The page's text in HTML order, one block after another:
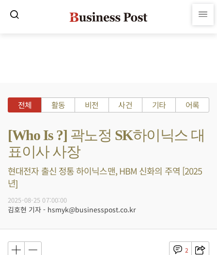
전체 활동 비전 사건 기타 어록
[Who Is ?] 곽노정 SK하이닉스 대
표이사 사장
현대전자 출신 정통 하이닉스맨, HBM 신화의 주역 [2025
년]
2025-08-25 07:00:00
김호현 기자 - hsmyk@businesspost.co.kr
2